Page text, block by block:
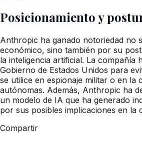
Posicionamiento y
Anthropic ha ganado notoriedad no
económico, sino también por su
la inteligencia artificial. La compañía
Gobierno de Estados Unidos para
se utilice en espionaje militar o en la
autónomas. Además, Anthropic ha
un modelo de IA que ha generado
por sus posibles implicaciones en la
Compartir